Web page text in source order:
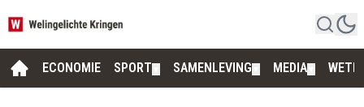
ECONOMIE SPORT SAMENLEVING MEDIA